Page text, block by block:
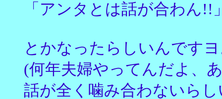
「アンタとは話が合わん!!
とかなったらしいんです
(何年夫婦やってんだよ、
話が全く噛み合わないら